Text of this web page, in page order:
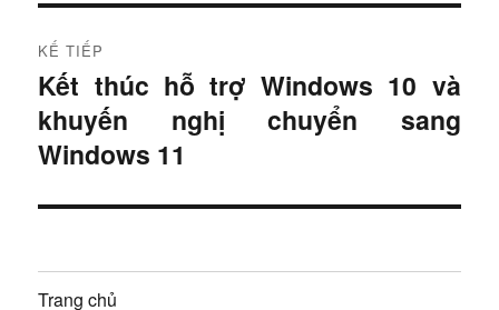
u
h
ư
g
i
t
r
ư
ớ
c
:
KẾ TIẾP
B
à
i
i
p
:
Kết thúc hỗ trợ Windows 10 và
khuyến nghị chuyển sang
Windows 11
Trang chủ